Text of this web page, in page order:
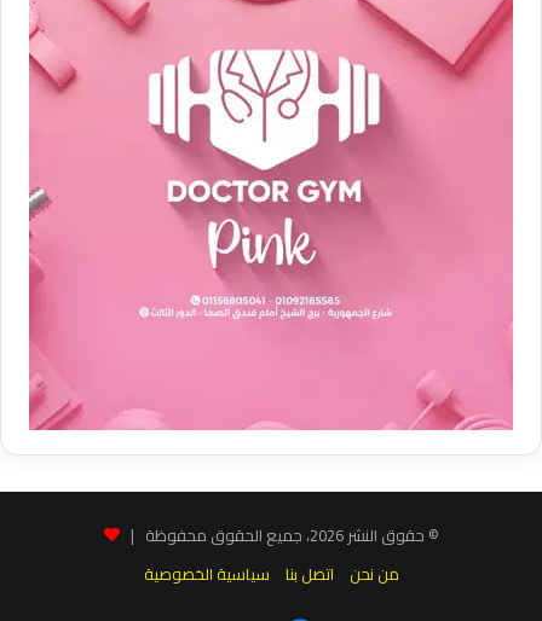
© حقوق النشر 2026، جميع الحقوق محفوظة |
من نحن
اتصل بنا سياسية الخصوصية